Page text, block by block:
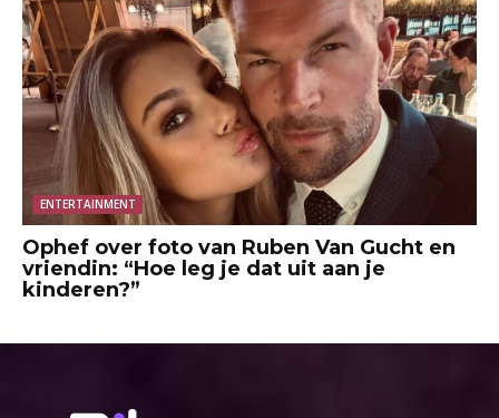
ENTERTAINMENT
Ophef over foto van Ruben Van Gucht en
vriendin: “Hoe leg je dat uit aan je
kinderen?”